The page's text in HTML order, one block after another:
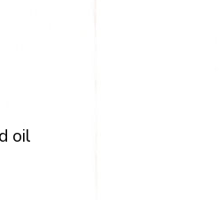
oil